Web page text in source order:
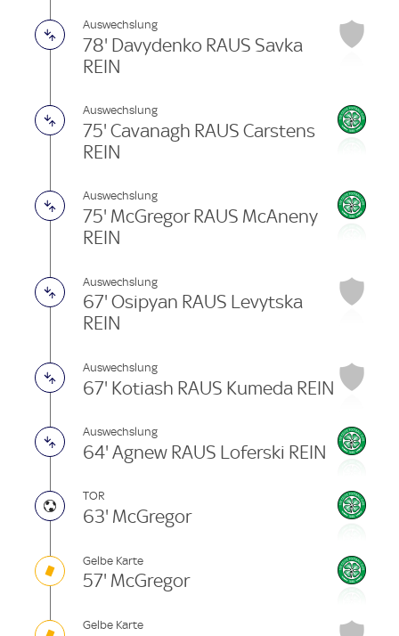
Auswechslung
78' Davydenko RAUS Savka
REIN
Auswechslung
75' Cavanagh RAUS Carstens
REIN
Auswechslung
75' McGregor RAUS McAneny
REIN
Auswechslung
67' Osipyan RAUS Levytska
REIN
Auswechslung
67' Kotiash RAUS Kumeda REIN
Auswechslung
64' Agnew RAUS Loferski REIN
TOR
63' McGregor
Gelbe Karte
57' McGregor
Gelbe Karte